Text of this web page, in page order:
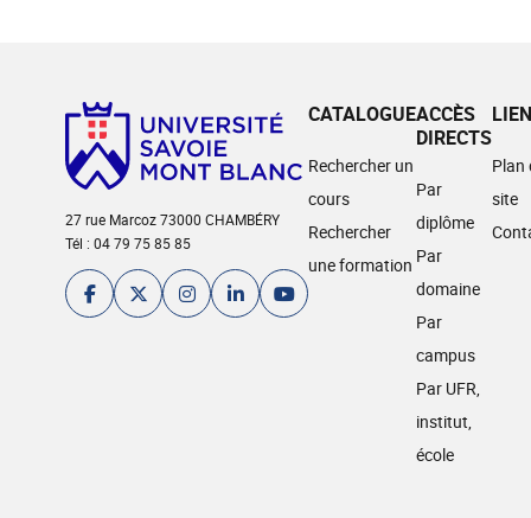
27 rue Marcoz 73000 CHAMBÉRY
Tél : 04 79 75 85 85
CATALOGUE
Rechercher un
cours
Rechercher
une formation
ACCÈS
DIRECTS
Par
diplôme
Par
domaine
Par
campus
Par UFR,
institut,
école
Plan
site